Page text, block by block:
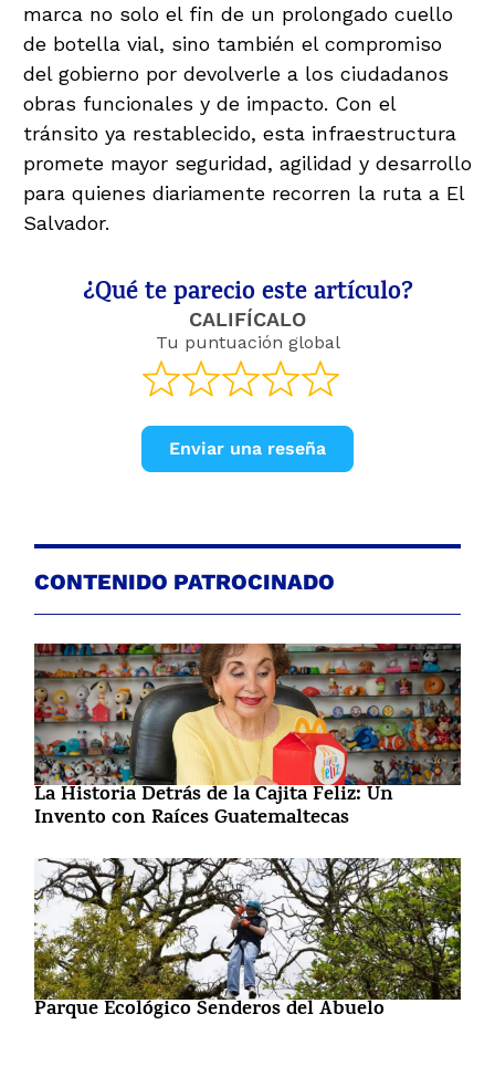
marca no solo el fin de un prolongado cuello
de botella vial, sino también el compromiso
del gobierno por devolverle a los ciudadanos
obras funcionales y de impacto. Con el
tránsito ya restablecido, esta infraestructura
promete mayor seguridad, agilidad y desarrollo
para quienes diariamente recorren la ruta a El
Salvador.
¿Qué te parecio este artículo?
CALIFÍCALO
Tu puntuación global
Enviar una reseña
CONTENIDO PATROCINADO
La Historia Detrás de la Cajita Feliz: Un
Invento con Raíces Guatemaltecas
Parque Ecológico Senderos del Abuelo